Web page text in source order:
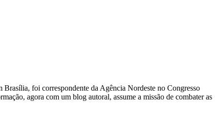
foi correspondente da Agência Nordeste no Congresso
agora com um blog autoral, assume a missão de combater as